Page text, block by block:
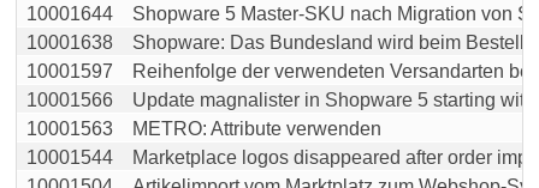
10001644
Shopware 5 Master-SKU nach Migration von
10001638
Shopware: Das Bundesland wird beim
10001597
Reihenfolge der verwendeten Versandarten
10001566
Update magnalister in Shopware 5 starting with
10001563
METRO: Attribute verwenden
10001544
Marketplace logos disappeared after order